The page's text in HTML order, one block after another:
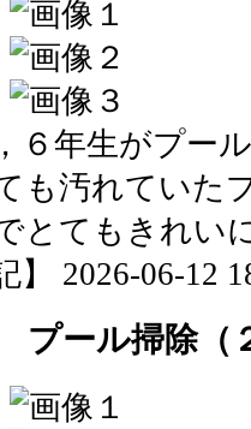
６年生がプー
も汚れていた
とてもきれい
】 2026-06-12
プール掃除（